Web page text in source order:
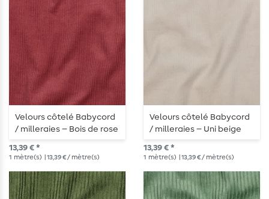
Velours côtelé Babycord
/ milleraies – Bois de rose
13,39 € *
1 mètre(s) | 13,39 € / mètre(s)
Velours côtelé Babycord
/ milleraies – Uni beige
sable
13,39 € *
1 mètre(s) | 13,39 € / mètre(s)